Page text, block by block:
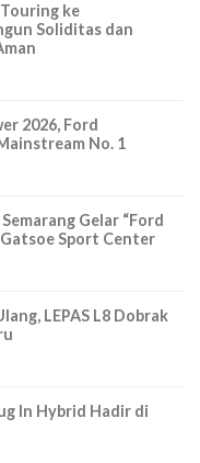
ke
Soliditas dan
2026, Ford
No. 1
Gelar “Ford
Sport Center
LEPAS L8 Dobrak
In Hybrid Hadir di